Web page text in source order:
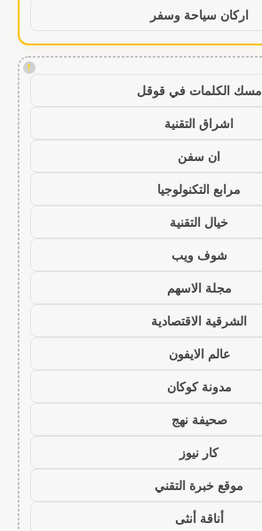
اركان سياحة وسفر
!
مسك الكلمات في قوقل
اشراق التقنية
ان سفن
مرابع التكنولوجيا
خيال التقنية
شوف ويب
مجلة الاسهم
الشرقية الاقتصادية
عالم الايفون
مدونة كوكان
صحيفة نهج
كار نيوز
موقع خبرة التقني
أناقة أنثى